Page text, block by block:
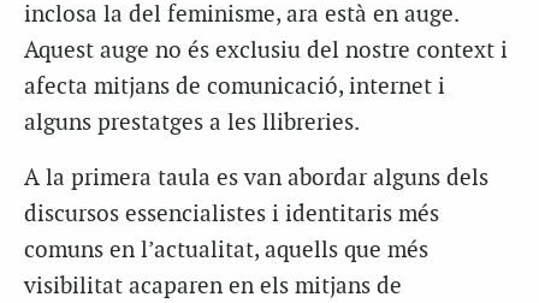
inclosa la del feminisme, ara està en auge.
Aquest auge no és exclusiu del nostre context i
afecta mitjans de comunicació, internet i
alguns prestatges a les llibreries.
A la primera taula es van abordar alguns dels
discursos essencialistes i identitaris més
comuns en l’actualitat, aquells que més
visibilitat acaparen en els mitjans de